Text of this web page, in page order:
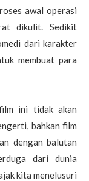
awal operasi
dikulit. Sedikit
dari karakter
membuat para
ini tidak akan
bahkan film
dengan balutan
dari dunia
kita menelusuri